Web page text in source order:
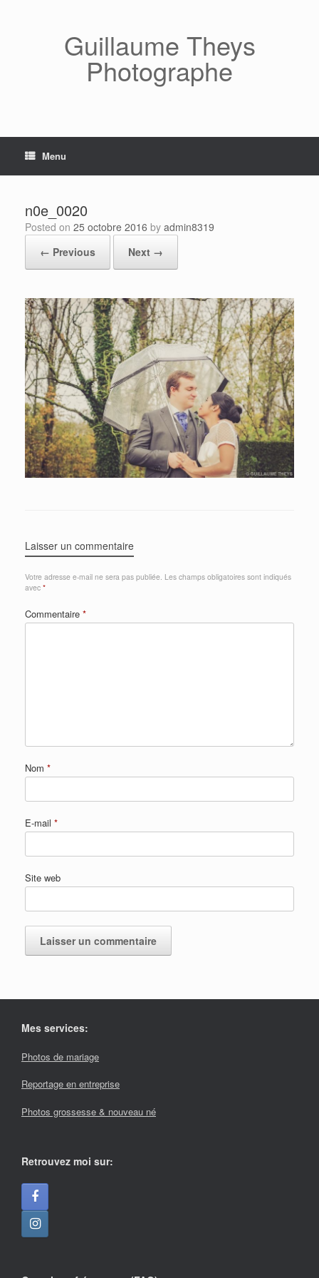
Guillaume Theys
Photographe
Menu
n0e_0020
Posted on 25 octobre 2016 by admin8319
← Previous
Next →
Laisser un commentaire
Votre adresse e-mail ne sera pas publiée. Les champs obligatoires sont indiqués
avec *
Commentaire *
Nom *
E-mail *
Site web
Mes services:
Photos de mariage
Reportage en entreprise
Photos grossesse & nouveau né
Retrouvez moi sur: